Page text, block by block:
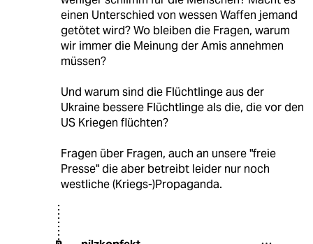
einen Unterschied von wessen Waffen jemand
getötet wird? Wo bleiben die Fragen, warum
wir immer die Meinung der Amis annehmen
müssen?
Und warum sind die Flüchtlinge aus der
Ukraine bessere Flüchtlinge als die, die vor den
US Kriegen flüchten?
Fragen über Fragen, auch an unsere "freie
Presse" die aber betreibt leider nur noch
westliche (Kriegs-)Propaganda.